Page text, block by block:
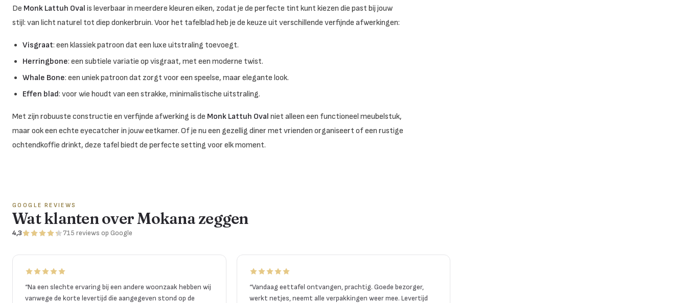
De Monk Lattuh Oval is leverbaar in meerdere kleuren eiken, zodat je de perfecte tint kunt kiezen die past bij jouw
stijl: van licht naturel tot diep donkerbruin. Voor het tafelblad heb je de keuze uit verschillende verfijnde afwerkingen:
Visgraat: een klassiek patroon dat een luxe uitstraling toevoegt.
Herringbone: een subtiele variatie op visgraat, met een moderne twist.
Whale Bone: een uniek patroon dat zorgt voor een speelse, maar elegante look.
Effen blad: voor wie houdt van een strakke, minimalistische uitstraling.
Met zijn robuuste constructie en verfijnde afwerking is de Monk Lattuh Oval niet alleen een functioneel meubelstuk,
maar ook een echte eyecatcher in jouw eetkamer. Of je nu een gezellig diner met vrienden organiseert of een rustige
ochtendkoffie drinkt, deze tafel biedt de perfecte setting voor elk moment.
GOOGLE REVIEWS
Wat klanten over Mokana zeggen
4,3 715 reviews op Google
“Na een slechte ervaring bij een andere woonzaak hebben wij
vanwege de korte levertijd die aangegeven stond op de
“Vandaag eettafel ontvangen, prachtig. Goede bezorger,
werkt netjes, neemt alle verpakkingen weer mee. Levertijd